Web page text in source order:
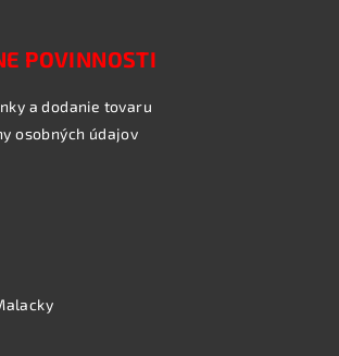
POVINNOSTI
a dodanie tovaru
osobných údajov